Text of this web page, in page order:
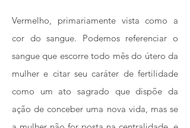
Vermelho, primariamente vista como a
cor do sangue. Podemos referenciar o
sangue que escorre todo mês do útero da
mulher e citar seu caráter de fertilidade
como um ato sagrado que dispõe da
ação de conceber uma nova vida, mas se